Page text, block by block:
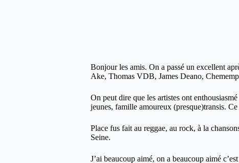
Bonjour les amis. On a passé un excellent
Ake, Thomas VDB, James Deano,
On peut dire que les artistes ont
jeunes, famille amoureux (presque)transis.
Place fus fait au reggae, au rock, à la
Seine.
J’ai beaucoup aimé, on a beaucoup aimé